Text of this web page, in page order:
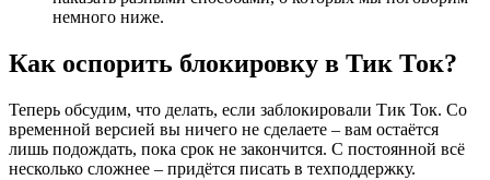
немного ниже.
Как оспорить блокировку в Тик Ток?
Теперь обсудим, что делать, если заблокировали Тик Ток. Со
временной версией вы ничего не сделаете – вам остаётся
лишь подождать, пока срок не закончится. С постоянной всё
несколько сложнее – придётся писать в техподдержку.